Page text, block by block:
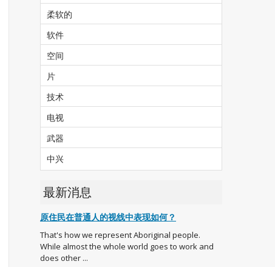
柔软的
软件
空间
片
技术
电视
武器
中兴
最新消息
原住民在普通人的视线中表现如何？
That's how we represent Aboriginal people.
While almost the whole world goes to work and
does other ...